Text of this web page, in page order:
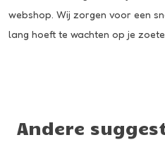
webshop. Wij zorgen voor een
lang hoeft te wachten op je
Andere